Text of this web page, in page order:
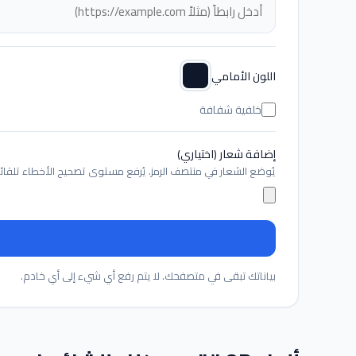
اللون الأمامي
خلفية شفافة
إضافة شعار (اختياري)
يُوضع الشعار في منتصف الرمز. يُرفع مستوى تصحيح الأخطاء
بياناتك تبقى في متصفحك. لا يتم رفع أي شيء إلى أي خادم.